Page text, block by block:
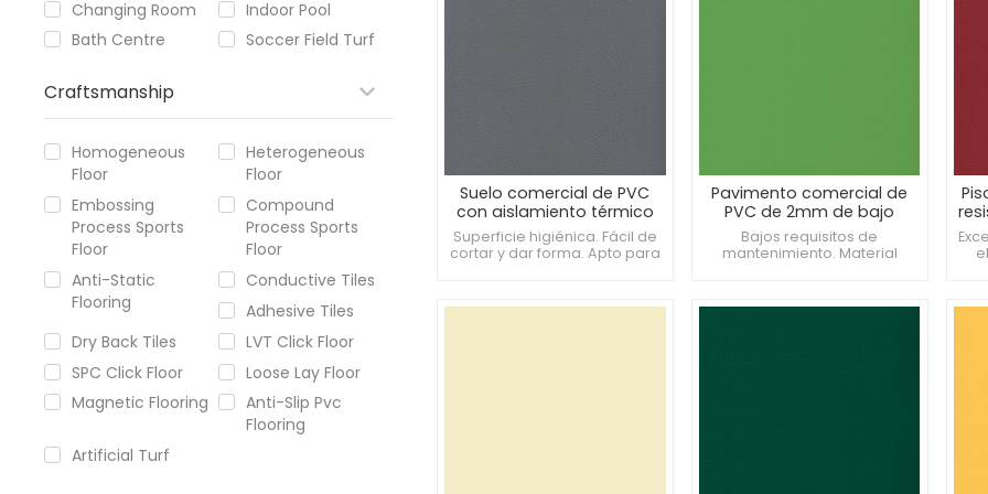
Changing Room
Indoor Pool
Bath Centre
Soccer Field Turf
Craftsmanship
Homogeneous
Floor
Heterogeneous
Floor
Embossing
Process Sports
Floor
Compound
Process Sports
Floor
Anti-Static
Flooring
Conductive Tiles
Adhesive Tiles
Dry Back Tiles
LVT Click Floor
SPC Click Floor
Loose Lay Floor
Magnetic Flooring
Anti-Slip Pvc
Flooring
Artificial Turf
Suelo comercial de PVC
con aislamiento térmico
de 3 mm para
habitaciones de personal
Superficie higiénica. Fácil de
cortar y dar forma. Apto para
Pavimento comercial de
PVC de 2mm de bajo
mantenimiento para
vestuarios
Bajos requisitos de
mantenimiento. Material